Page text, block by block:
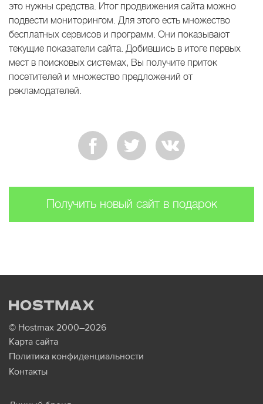
это нужны средства. Итог продвижения сайта можно
подвести мониторингом. Для этого есть множество
бесплатных сервисов и программ. Они показывают
текущие показатели сайта. Добившись в итоге первых
мест в поисковых системах, Вы получите приток
посетителей и множество предложений от
рекламодателей.
Получить новый сайт в подарок
© Hostmax 2000–2026
Карта сайта
Политика конфиденциальности
Контакты